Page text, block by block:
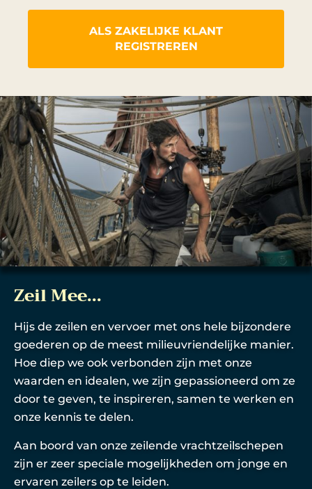
ALS ZAKELIJKE KLANT
REGISTREREN
Zeil Mee...
Hijs de zeilen en vervoer met ons hele bijzondere
goederen op de meest milieuvriendelijke manier.
Hoe diep we ook verbonden zijn met onze
waarden en idealen, we zijn gepassioneerd om ze
door te geven, te inspireren, samen te werken en
onze kennis te delen.
Aan boord van onze zeilende vrachtzeilschepen
zijn er zeer speciale mogelijkheden om jonge en
ervaren zeilers op te leiden.